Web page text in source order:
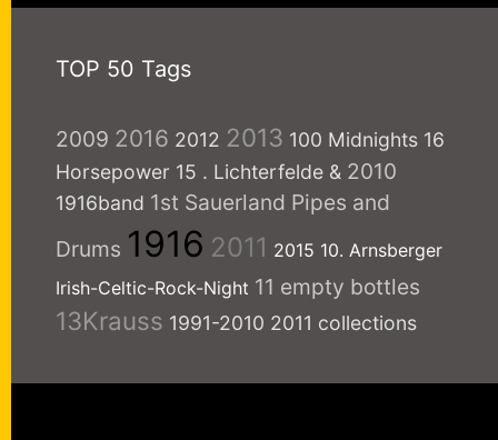
TOP 50 Tags
2009 2016 2012 2013 100 Midnights 16
Horsepower 15 . Lichterfelde & 2010
1916band 1st Sauerland Pipes and
Drums 1916 2011 2015 10. Arnsberger
Irish-Celtic-Rock-Night 11 empty bottles
13Krauss 1991-2010 2011 collections